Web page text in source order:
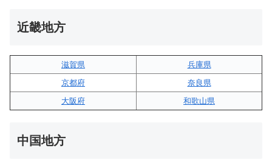
近畿地方
滋賀県
兵庫県
京都府
奈良県
大阪府
和歌山県
中国地方